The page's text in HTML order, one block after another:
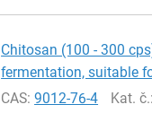
Chitosan (100 - 300
fermentation, suitable
CAS:9012-76-4 Kat. č.